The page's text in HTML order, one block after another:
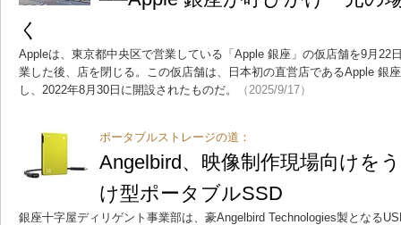
く
Appleは、東京都中央区で営業している「Apple 銀座」の仮店舗を9月22
業した後、店を閉じる。この仮店舗は、日本初の直営店であるApple 銀
し、2022年8月30日に開設されたものだ。
（2025/9/17）
ポータブルストレージの道：
Angelbird、映像制作現場向けを
け型ポータブルSSD
銀座十字屋ディリゲント事業部は、豪Angelbird Technologies製となる